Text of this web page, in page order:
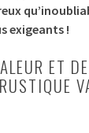
exigeants !
ET